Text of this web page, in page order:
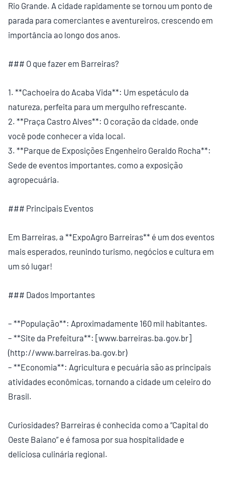
Rio Grande. A cidade rapidamente se tornou um ponto de
parada para comerciantes e aventureiros, crescendo em
importância ao longo dos anos.
### O que fazer em Barreiras?
1. **Cachoeira do Acaba Vida**: Um espetáculo da
natureza, perfeita para um mergulho refrescante.
2. **Praça Castro Alves**: O coração da cidade, onde
você pode conhecer a vida local.
3. **Parque de Exposições Engenheiro Geraldo Rocha**:
Sede de eventos importantes, como a exposição
agropecuária.
### Principais Eventos
Em Barreiras, a **ExpoAgro Barreiras** é um dos eventos
mais esperados, reunindo turismo, negócios e cultura em
um só lugar!
### Dados Importantes
– **População**: Aproximadamente 160 mil habitantes.
– **Site da Prefeitura**: [www.barreiras.ba.gov.br]
(http://www.barreiras.ba.gov.br)
– **Economia**: Agricultura e pecuária são as principais
atividades econômicas, tornando a cidade um celeiro do
Brasil.
Curiosidades? Barreiras é conhecida como a “Capital do
Oeste Baiano” e é famosa por sua hospitalidade e
deliciosa culinária regional.